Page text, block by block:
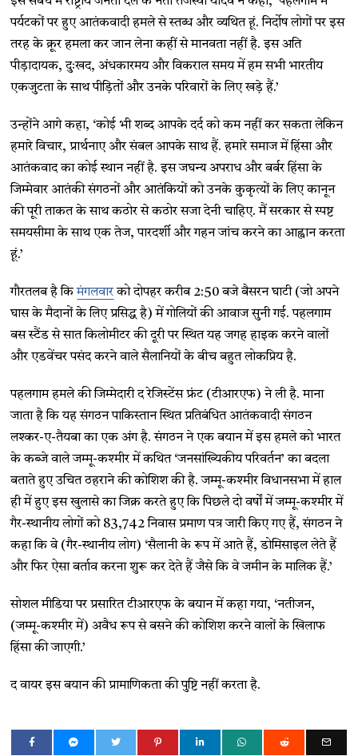
पर्यटकों पर हुए आतंकवादी हमले से स्तब्ध और व्यथित हूं. निर्दोष लोगों पर इस
तरह के क्रूर हमला कर जान लेना कहीं से मानवता नहीं है. इस अति
पीड़ादायक, दुःखद, अंधकारमय और विकराल समय में हम सभी भारतीय
एकजुटता के साथ पीड़ितों और उनके परिवारों के लिए खड़े हैं.’
उन्होंने आगे कहा, ‘कोई भी शब्द आपके दर्द को कम नहीं कर सकता लेकिन
हमारे विचार, प्रार्थनाए और संबल आपके साथ हैं. हमारे समाज में हिंसा और
आतंकवाद का कोई स्थान नहीं है. इस जघन्य अपराध और बर्बर हिंसा के
जिम्मेवार आतंकी संगठनों और आतंकियों को उनके कुकृत्यों के लिए कानून
की पूरी ताकत के साथ कठोर से कठोर सजा देनी चाहिए. मैं सरकार से स्पष्ट
समयसीमा के साथ एक तेज, पारदर्शी और गहन जांच करने का आह्वान करता
हूं.’
गौरतलब है किमंगलवारको दोपहर करीब 2:50 बजे बैसरन घाटी (जो अपने
घास के मैदानों के लिए प्रसिद्ध है) में गोलियों की आवाज सुनी गई. पहलगाम
बस स्टैंड से सात किलोमीटर की दूरी पर स्थित यह जगह हाइक करने वालों
और एडवेंचर पसंद करने वाले सैलानियों के बीच बहुत लोकप्रिय है.
पहलगाम हमले की जिम्मेदारी द रेजिस्टेंस फ्रंट (टीआरएफ) ने ली है. माना
जाता है कि यह संगठन पाकिस्तान स्थित प्रतिबंधित आतंकवादी संगठन
लश्कर-ए-तैयबा का एक अंग है. संगठन ने एक बयान में इस हमले को भारत
के कब्जे वाले जम्मू-कश्मीर में कथित ‘जनसांख्यिकीय परिवर्तन’ का बदला
बताते हुए उचित ठहराने की कोशिश की है. जम्मू-कश्मीर विधानसभा में हाल
ही में हुए इस खुलासे का जिक्र करते हुए कि पिछले दो वर्षों में जम्मू-कश्मीर में
गैर-स्थानीय लोगों को 83,742 निवास प्रमाण पत्र जारी किए गए हैं, संगठन ने
कहा कि वे (गैर-स्थानीय लोग) ‘सैलानी के रूप में आते हैं, डोमिसाइल लेते हैं
और फिर ऐसा बर्ताव करना शुरू कर देते हैं जैसे कि वे जमीन के मालिक हैं.’
सोशल मीडिया पर प्रसारित टीआरएफ के बयान में कहा गया, ‘नतीजन,
(जम्मू-कश्मीर में) अवैध रूप से बसने की कोशिश करने वालों के खिलाफ
हिंसा की जाएगी.’
द वायर इस बयान की प्रामाणिकता की पुष्टि नहीं करता है.